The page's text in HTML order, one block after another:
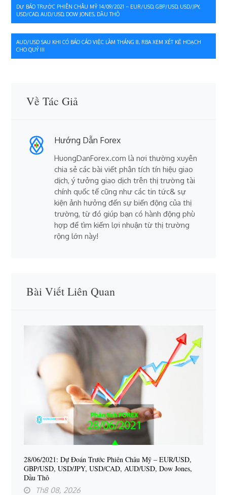
hướng
bài
viết
DỰ BÁO TRƯỚC PHIÊN CHÂU MỸ 14/09/2021 – EUR/USD, GBP/USD, USD/JPY,
USD/CAD, AUD/USD, DOW JONES, DẦU THÔ
AUD/USD SAU KHI CÓ BÁO CÁO VIỆC LÀM THÁNG 8, RBA XEM XÉT KẾ HOẠCH
CHO QUÝ III
Về Tác Giả
Hướng Dẫn Forex
HuongDanForex.com là nơi thường xuyên
chia sẻ các bài viết phân tích tín hiệu giao
dịch, ý tưởng giao dịch trên thị trường tài
chính quốc tế cũng như các tin tức& sự
kiện ảnh hưởng đến sự biến động của thị
trường, từ đó giúp bạn có hành động phù
hợp để tìm kiếm lợi nhuận từ thị trường
rộng lớn này!
Bài Viết Liên Quan
28/06/2021: Dự Đoán Trước Phiên Châu Mỹ – EUR/USD,
GBP/USD, USD/JPY, USD/CAD, AUD/USD, Dow Jones,
Dầu Thô
Th8 08, 2026